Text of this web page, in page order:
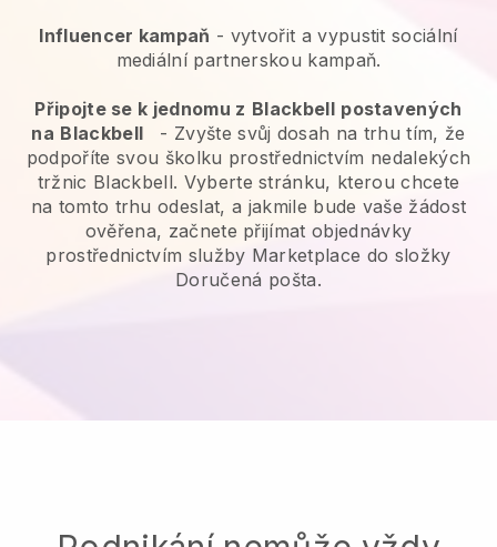
Influencer kampaň - vytvořit a vypustit sociální
mediální partnerskou kampaň.
Připojte se k jednomu z Blackbell postavených
na Blackbell - Zvyšte svůj dosah na trhu tím, že
podpoříte svou školku prostřednictvím nedalekých
tržnic Blackbell. Vyberte stránku, kterou chcete
na tomto trhu odeslat, a jakmile bude vaše žádost
ověřena, začnete přijímat objednávky
prostřednictvím služby Marketplace do složky
Doručená pošta.